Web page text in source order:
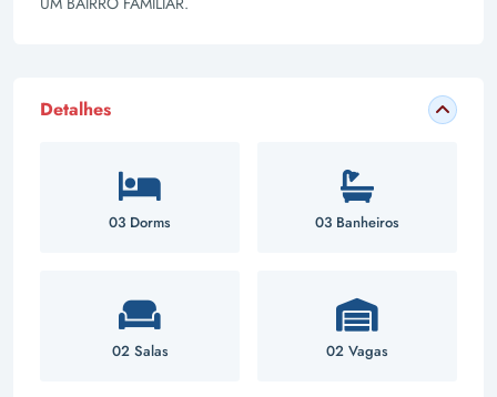
Detalhes
03 Dorms 03 Banheiros
02 Salas 02 Vagas